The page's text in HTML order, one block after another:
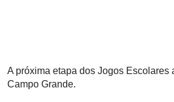
A próxima etapa dos Jogos Escolares
Campo Grande.